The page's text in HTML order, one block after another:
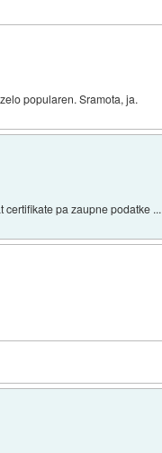
popularen. Sramota, ja.
pa zaupne podatke